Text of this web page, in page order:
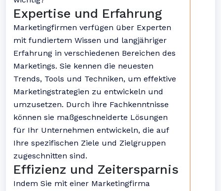
Expertise und Erfahrung
Marketingfirmen verfügen über Experten
mit fundiertem Wissen und langjähriger
Erfahrung in verschiedenen Bereichen des
Marketings. Sie kennen die neuesten
Trends, Tools und Techniken, um effektive
Marketingstrategien zu entwickeln und
umzusetzen. Durch ihre Fachkenntnisse
können sie maßgeschneiderte Lösungen
für Ihr Unternehmen entwickeln, die auf
Ihre spezifischen Ziele und Zielgruppen
zugeschnitten sind.
Effizienz und Zeitersparnis
Indem Sie mit einer Marketingfirma